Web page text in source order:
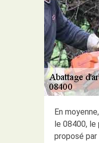
En
le 08400, le
proposé